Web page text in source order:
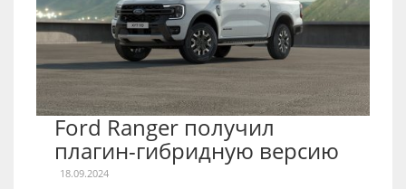
Ford Ranger получил
плагин-гибридную версию
18.09.2024